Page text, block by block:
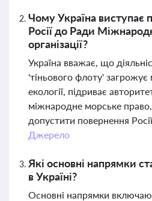
Чому Україна виступає
Росії до Ради
організації?
Україна вважає, що
'тіньового флоту' загрожує
екології, підриває
міжнародне морське
допустити повернення
Джерело
Які основні напрямки
в Україні?
Основні напрямки